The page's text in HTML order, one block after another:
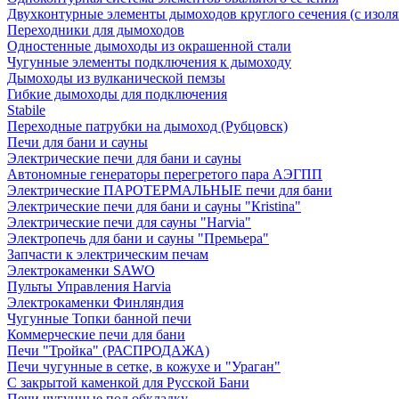
Двухконтурные элементы дымоходов круглого сечения (с
Переходники для дымоходов
Одностенные дымоходы из окрашенной стали
Чугунные элементы подключения к дымоходу
Дымоходы из вулканической пемзы
Гибкие дымоходы для подключения
Stabile
Переходные патрубки на дымоход (Рубцовск)
Печи для бани и сауны
Электрические печи для бани и сауны
Автономные генераторы перегретого пара АЭГПП
Электрические ПАРОТЕРМАЛЬНЫЕ печи для бани
Электрические печи для бани и сауны "Кristina"
Электрические печи для сауны "Harvia"
Электропечь для бани и сауны "Премьера"
Запчасти к электрическим печам
Электрокаменки SAWO
Пульты Управления Harvia
Электрокаменки Финляндия
Чугунные Топки банной печи
Коммерческие печи для бани
Печи "Тройка" (РАСПРОДАЖА)
Печи чугунные в сетке, в кожухе и "Ураган"
С закрытой каменкой для Русской Бани